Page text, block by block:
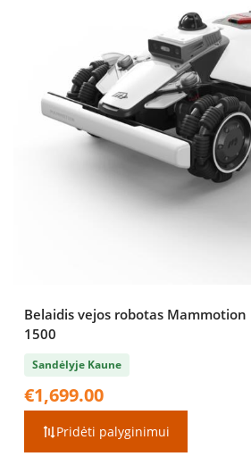
Belaidis vejos robotas Mammotion
1500
Sandėlyje Kaune
€1,699.00
Pridėti palyginimui